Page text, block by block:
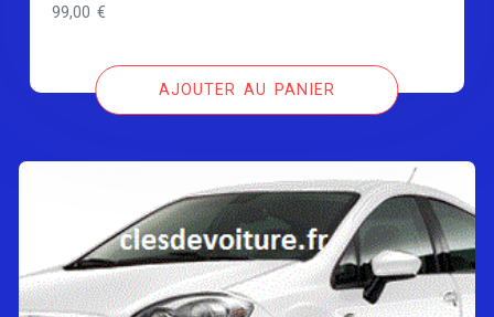
99,00€
AJOUTER AU PANIER